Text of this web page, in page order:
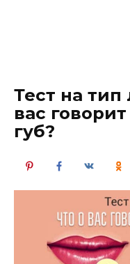
Тест на тип
вас
губ?